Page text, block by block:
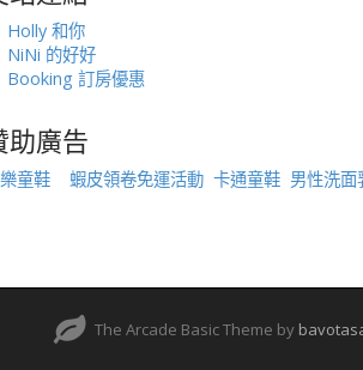
Holly 和你
NiNi 的好好
Booking 訂房優惠
助廣告
童鞋 蝦皮領卷免運活動 卡通童鞋 男性洗面
The Arcade Basic Theme by